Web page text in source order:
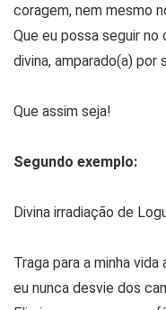
coragem, nem mesmo
Que eu possa seguir
divina, amparado(a) por
Que assim seja!
Segundo exemplo:
Divina irradiação de
Traga para a minha vida
eu nunca desvie dos